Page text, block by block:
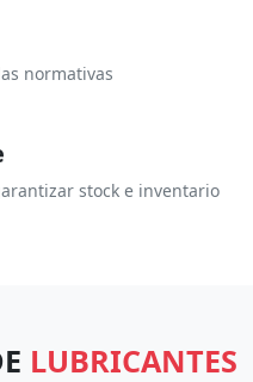
normativas
stock e inventario
LUBRICANTES